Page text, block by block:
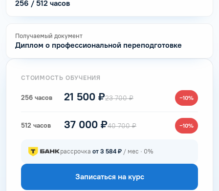
256 / 512 часов
Получаемый документ
Диплом о профессиональной переподготовке
СТОИМОСТЬ ОБУЧЕНИЯ
256 часов 21 500 ₽23 700 ₽ −10%
512 часов 37 000 ₽40 700 ₽ −10%
рассрочка от 3 584 ₽ / мес · 0%
Записаться на курс